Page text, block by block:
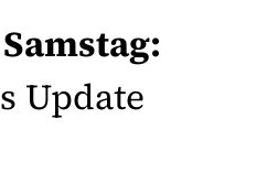
Update